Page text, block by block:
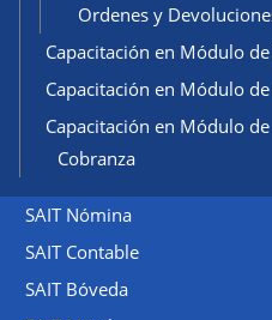
Ordenes y
Capacitación en Módulo
Capacitación en Módulo de
Capacitación en Módulo de
Cobranza
SAIT Nómina
SAIT Contable
SAIT Bóveda